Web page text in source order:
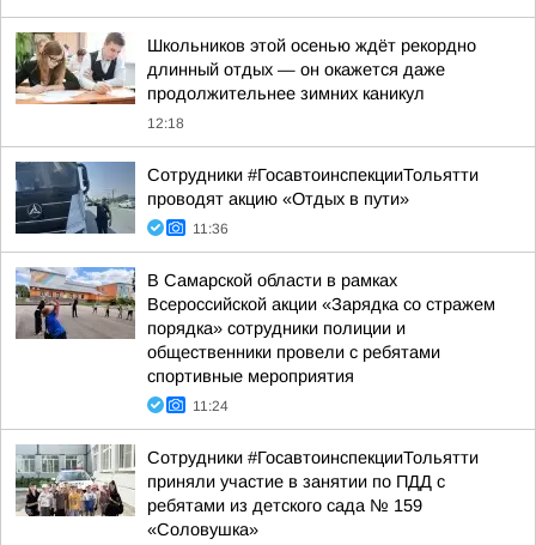
Школьников этой осенью ждёт рекордно
длинный отдых — он окажется даже
продолжительнее зимних каникул
12:18
Сотрудники #ГосавтоинспекцииТольятти
проводят акцию «Отдых в пути»
11:36
В Самарской области в рамках
Всероссийской акции «Зарядка со стражем
порядка» сотрудники полиции и
общественники провели с ребятами
спортивные мероприятия
11:24
Сотрудники #ГосавтоинспекцииТольятти
приняли участие в занятии по ПДД с
ребятами из детского сада № 159
«Соловушка»